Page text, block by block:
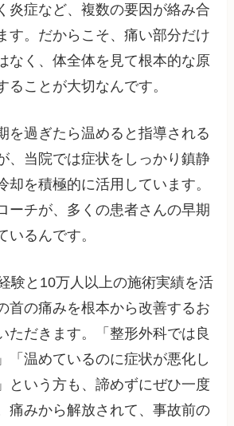
炎症など、複数の要因が絡み合
す。だからこそ、痛い部分だけ
なく、体全体を見て根本的な原
ることが大切なんです。
を過ぎたら温めると指導される
、当院では症状をしっかり鎮静
却を積極的に活用しています。
ーチが、多くの患者さんの早期
いるんです。
験と10万人以上の施術実績を活
首の痛みを根本から改善するお
ただきます。「整形外科では良
「温めているのに症状が悪化し
という方も、諦めずにぜひ一度
痛みから解放されて、事故前の